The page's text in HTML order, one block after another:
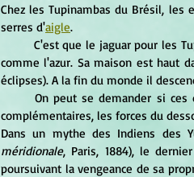
Chez les Tupinambas du Brésil,
serres d'aigle.
C'est que le jaguar pour les
comme l'azur. Sa maison est haut
éclipses). A la fin du monde il
	On peut se demander si ces deux acceptions du jaguar, l'une chtonienne, l'autre ouranienne, ne sont pas
Dans un mythe des Indiens des
méridionale, Paris, 1884), le
poursuivant la vengeance de sa